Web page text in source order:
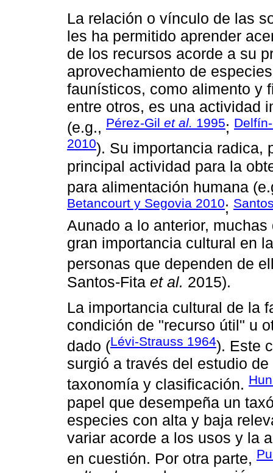
La relación o vínculo de las
les ha permitido aprender
de los recursos acorde a su
aprovechamiento de
faunísticos, como alimento y
entre otros, es una actividad
(e.g., Pérez-Gil et al. 1995;
2010). Su importancia radica,
principal actividad para la
para alimentación humana
Betancourt y Segovia 2010;
Aunado a lo anterior,
gran importancia cultural en
personas que dependen de
Santos-Fita et al. 2015).
La importancia cultural de la
condición de "recurso útil" u
dado (Lévi-Strauss 1964). Este
surgió a través del estudio
taxonomía y clasificación.
papel que desempeña un
especies con alta y baja
variar acorde a los usos y la
en cuestión. Por otra parte,